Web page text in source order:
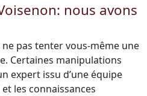
nous avons
pas tenter vous-même une
Certaines manipulations
expert issu d’une équipe
les connaissances